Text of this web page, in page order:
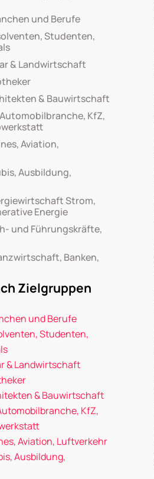
und Berufe
Studenten,
& Landwirtschaft
& Bauwirtschaft
KfZ,
Aviation,
Ausbildung,
Strom,
Energie
und Führungskräfte,
Banken,
Zielgruppen
und Berufe
Studenten,
& Landwirtschaft
& Bauwirtschaft
KfZ,
Aviation, Luftverkehr
Ausbildung,